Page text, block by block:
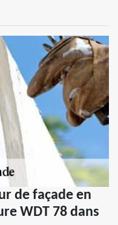
de façade en
WDT 78 dans